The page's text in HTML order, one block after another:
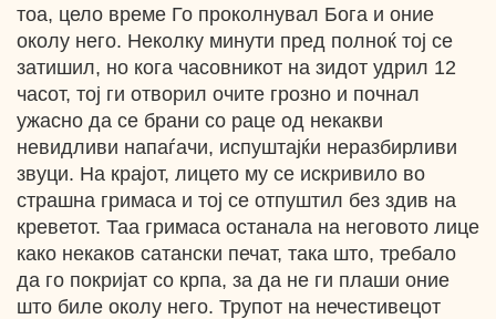
тоа, цело време Го проколнувал Бога и оние
околу него. Неколку минути пред полноќ тој се
затишил, но кога часовникот на зидот удрил 12
часот, тој ги отворил очите грозно и почнал
ужасно да се брани со раце од некакви
невидливи напаѓачи, испуштајќи неразбирливи
звуци. На крајот, лицето му се искривило во
страшна гримаса и тој се отпуштил без здив на
креветот. Таа гримаса останала на неговото лице
како некаков сатански печат, така што, требало
да го покријат со крпа, за да не ги плаши оние
што биле околу него. Трупот на нечестивецот